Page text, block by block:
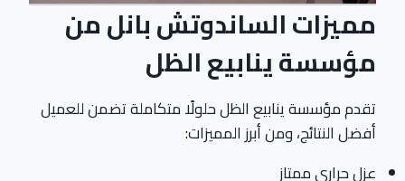
مميزات الساندوتش بانل من
مؤسسة ينابيع الظل
تقدم مؤسسة ينابيع الظل حلولًا متكاملة تضمن للعميل
أفضل النتائج، ومن أبرز المميزات:
عزل حراري ممتاز